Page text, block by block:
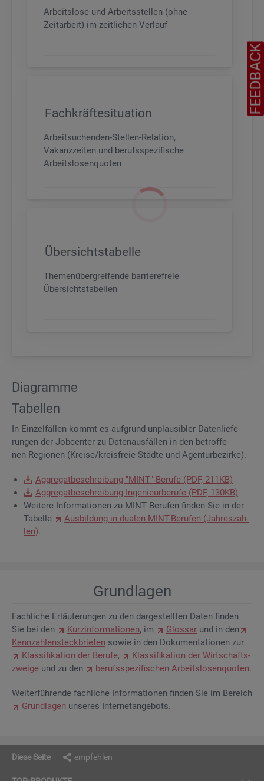
Arbeitslose und Arbeitsstellen (ohne
Zeitarbeit) im zeitlichen Verlauf
Fachkräftesituation
Arbeitsuchenden-Stellen-Relation,
Vakanzzeiten und berufsspezifische
Arbeitslosenquoten
Übersichtstabelle
Themenübergreifende barrierefreie
Übersichtstabellen
Dia­gram­me
Ta­bel­len
In Ein­zel­fäl­len kommt es auf­grund un­plau­si­bler Da­ten­lie­fe­
run­gen der Job­cen­ter zu Da­ten­aus­fäl­len in den be­trof­fe­
nen Re­gio­nen (Krei­se/kreis­freie Städ­te und Agen­tur­be­zir­ke).
Ag­gre­gat­be­schrei­bung "MINT"-Be­ru­fe (PDF, 211KB)
Ag­gre­gat­be­schrei­bung In­ge­nieur­be­ru­fe (PDF, 130KB)
Wei­te­re In­for­ma­tio­nen zu MINT Be­ru­fen fin­den Sie in der
Ta­bel­le
Aus­bil­dung in dua­len MINT-Be­ru­fen (Jah­res­zah­
len).
Grund­la­gen
Fach­li­che Er­läu­te­run­gen zu den dar­ge­stell­ten Daten fin­den
Sie bei den
Kurz­in­for­ma­tio­nen, im Glos­sar und in den
Kenn­zah­len­steck­brie­fen sowie in den Do­ku­men­ta­tio­nen zur
Klas­si­fi­ka­ti­on der Be­ru­fe,
Klas­si­fi­ka­ti­on der Wirt­schafts­
zwei­ge und zu den be­rufs­spe­zi­fi­schen Ar­beits­lo­sen­quo­ten.
Wei­ter­füh­ren­de fach­li­che In­for­ma­tio­nen fin­den Sie im Be­reich
Grund­la­gen un­se­res In­ter­net­an­ge­bots.
FEEDBACK
Diese Seite empfehlen